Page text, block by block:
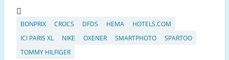
BONPRIX CROCS DFDS HEMA
HOTELS.COM
ICI PARIS XL
NIKE OXENER SMARTPHOTO
SPARTOO
TOMMY HILFIGER